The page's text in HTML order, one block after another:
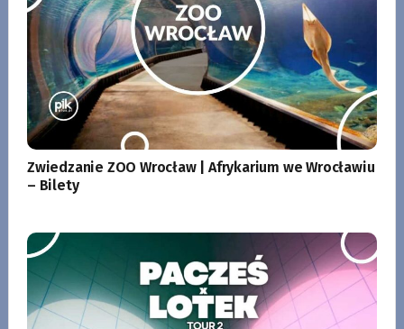
Zwiedzanie ZOO Wrocław | Afrykarium we Wrocławiu
– Bilety